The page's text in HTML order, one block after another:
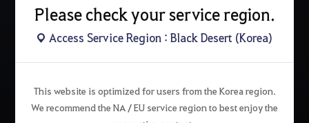
Please check your service region.
Access Service Region : Black Desert (Korea)
This website is optimized for users from the Korea region.
We recommend the NA / EU service region to best enjoy the